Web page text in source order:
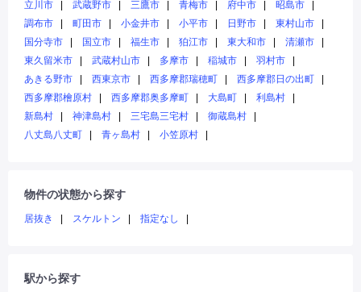
立川市
武蔵野市 三鷹市 青梅市 府中市
昭島市
調布市
町田市 小金井市 小平市 日野市
東村山市
国分寺市
国立市 福生市 狛江市 東大和市
清瀬市
東久留米市
武蔵村山市 多摩市 稲城市
羽村市
あきる野市
西東京市 西多摩郡瑞穂町
西多摩郡日の出町
西多摩郡檜原村
西多摩郡奥多摩町 大島町
利島村
新島村
神津島村 三宅島三宅村
御蔵島村
八丈島八丈町
青ヶ島村 小笠原村
物件の状態から探す
居抜き スケルトン 指定なし
駅から探す